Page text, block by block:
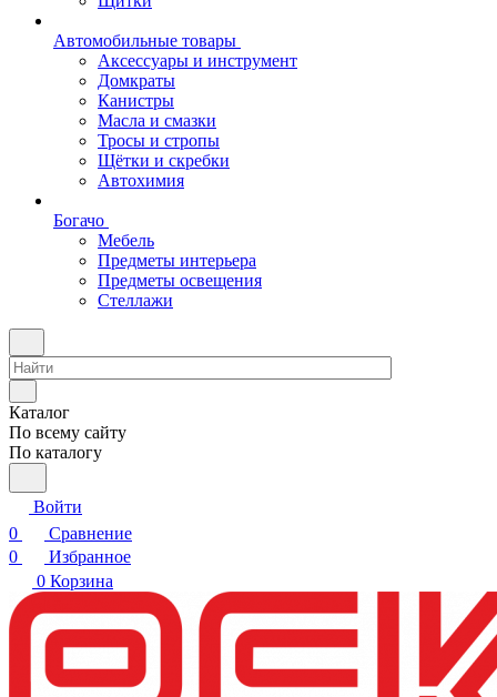
Автомобильные товары
Аксессуары и инструмент
Домкраты
Канистры
Масла и смазки
Тросы и стропы
Щётки и скребки
Автохимия
Богачо
Мебель
Предметы интерьера
Предметы освещения
Стеллажи
Каталог
По всему сайту
По каталогу
Войти
0
Сравнение
0
Избранное
0 Корзина